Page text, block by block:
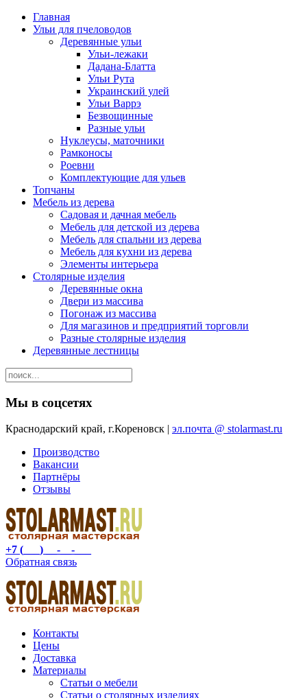
Главная
Ульи для пчеловодов
Деревянные ульи
Ульи-лежаки
Дадана-Блатта
Ульи Рута
Украинский улей
Ульи Варрэ
Безвощинные
Разные ульи
Нуклеусы, маточники
Рамконосы
Роевни
Комплектующие для ульев
Топчаны
Мебель из дерева
Садовая и дачная мебель
Мебель для детской из дерева
Мебель для спальни из дерева
Мебель для кухни из дерева
Элементы интерьера
Столярные изделия
Деревянные окна
Двери из массива
Погонаж из массива
Для магазинов и предприятий торговли
Разные столярные изделия
Деревянные лестницы
Мы в соцсетях
Краснодарский край, г.Кореновск | эл.почта @ stolarmast.ru
Производство
Вакансии
Партнёры
Отзывы
+7 (___) __-__-___
Обратная связь
Контакты
Цены
Доставка
Материалы
Статьи о мебели
Статьи о столярных изделиях